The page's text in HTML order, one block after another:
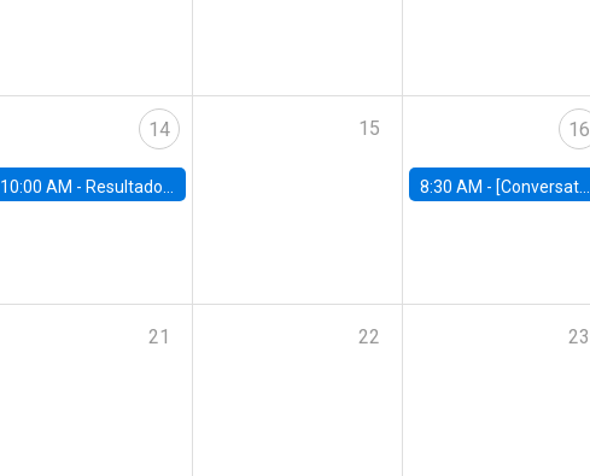
14
10:00 AM - Resultados Encuesta Casen 2024: Repercusiones para el Chile de hoy
15 16
8:30 AM - [Conversatorio] AI and Reskilling | La evolución del trabajo en la era de la IA
21 22 23